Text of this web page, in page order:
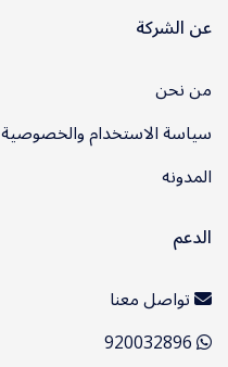
عن الشركة
من نحن
سياسة الاستخدام والخصوصية
المدونه
الدعم
تواصل معنا